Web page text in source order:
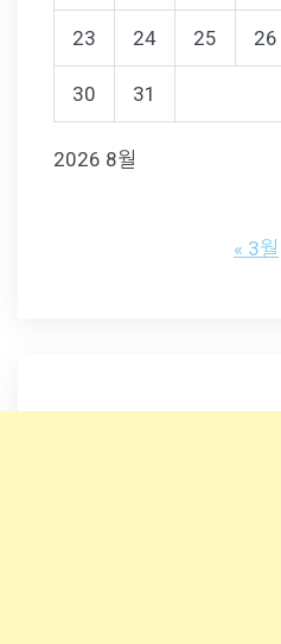
2026 8월
23 24 25 26
30 31
« 3월